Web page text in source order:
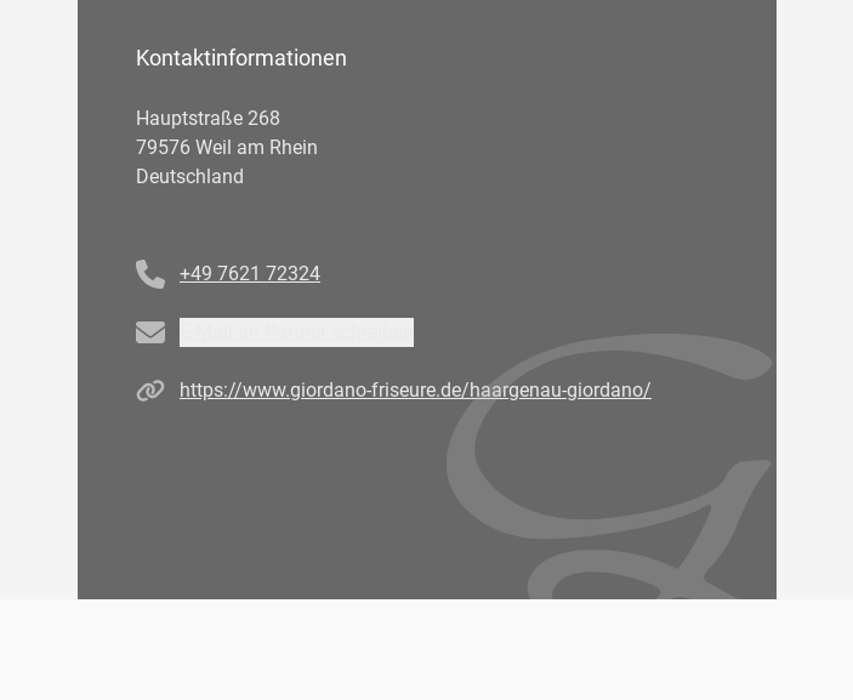
Kontaktinformationen
Hauptstraße 268
79576 Weil am Rhein
Deutschland
+49 7621 72324
Email
Homepagehttps://www.giordano-friseure.de/haargenau-giordano/